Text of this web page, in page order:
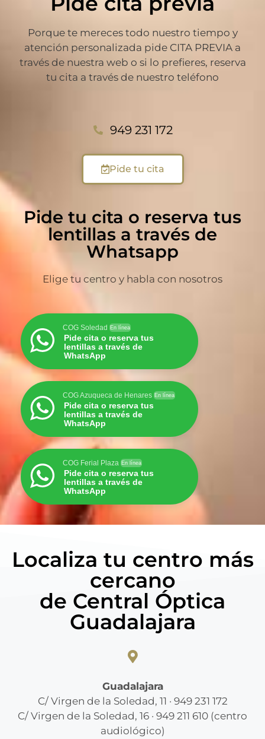
Porque te mereces todo nuestro tiempo y
atención personalizada pide CITA PREVIA a
través de nuestra web o si lo prefieres, reserva
tu cita a través de nuestro teléfono
949 231 172
Pide tu cita
Pide tu cita o reserva tus
lentillas a través de
Whatsapp
Elige tu centro y habla con nosotros
COG Soledad En línea
Pide cita o reserva tus
lentillas a través de
WhatsApp
COG Azuqueca de Henares En línea
Pide cita o reserva tus
lentillas a través de
WhatsApp
COG Ferial Plaza En línea
Pide cita o reserva tus
lentillas a través de
WhatsApp
Localiza tu centro más
cercano
de Central Óptica
Guadalajara
Guadalajara
C/ Virgen de la Soledad, 11 · 949 231 172
C/ Virgen de la Soledad, 16 · 949 211 610 (centro
audiológico)